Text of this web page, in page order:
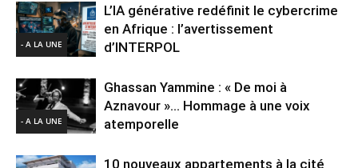
- A LA UNE
L’IA générative redéfinit le cybercrime
en Afrique : l’avertissement
d’INTERPOL
- A LA UNE
Ghassan Yammine : « De moi à
Aznavour »… Hommage à une voix
atemporelle
10 nouveaux appartements à la cité